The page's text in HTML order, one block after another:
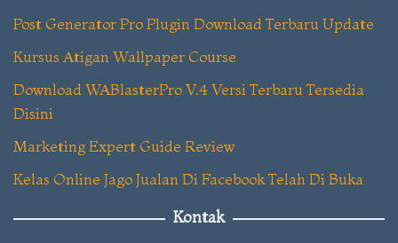
Post Generator Pro Plugin Download Terbaru Update
Kursus Atigan Wallpaper Course
Download WABlasterPro V.4 Versi Terbaru Tersedia
Disini
Marketing Expert Guide Review
Kelas Online Jago Jualan Di Facebook Telah Di Buka
Kontak